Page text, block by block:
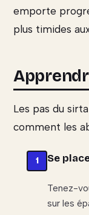
emporte
plus timides
Les pas du
comment les
Se
Tenez-
sur les